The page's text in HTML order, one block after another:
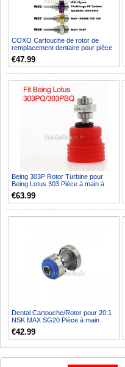
COXO Cartouche de rotor de
remplacement dentaire pour pièce
à main de turbine W&...
€47.99
Being 303P Rotor Turbine pour
Being Lotus 303 Pièce à main à
Couple
€63.99
Dental Cartouche/Rotor pour 20:1
NSK MAX SG20 Pièce à main
implant
€42.99